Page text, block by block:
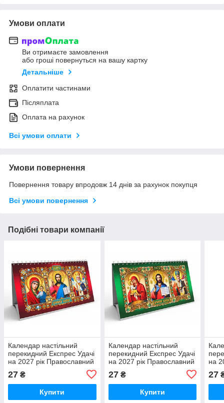
Умови оплати
Ви отримаєте замовлення
або гроші повернуться на вашу картку
Детальніше
Оплатити частинами
Післяплата
Оплата на рахунок
Всі умови оплати
Умови повернення
Повернення товару впродовж 14 днів за рахунок покупця
Всі умови повернення
Подібні товари компанії
Календар настільний
перекидний Експрес Удачі
на 2027 рік Православний
Червоний (KD27-GR-01U)
27 ₴
Купити
Календар настільний
перекидний Експрес Удачі
на 2027 рік Православний
Зелений (KD27-GR-03U)
27₴
Купити
на
27